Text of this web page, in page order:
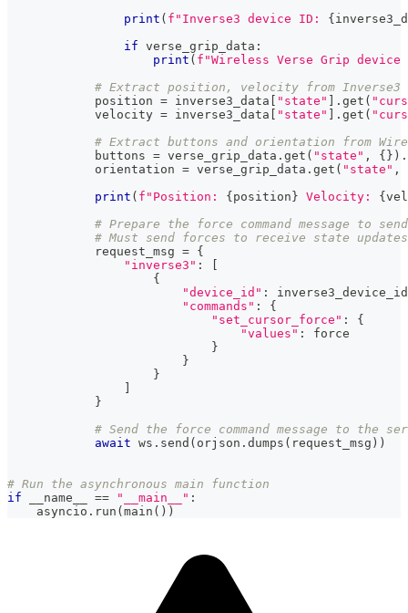
print ( f"Inverse3 device ID: {
if verse_grip_data :
print ( f"Wireless Verse Grip
# Extract position, velocity from Inverse3
            position
= inverse3_data "state" . get (
            velocity
= inverse3_data "state" . get (
# Extract buttons and orientation from
            buttons
= verse_grip_data . get ( "state" , { } ) .
            orientation
= verse_grip_data . get ( "state" ,
print ( f"Position: { position } Velocity: {
# Prepare the force command message to send
# Must send forces to receive state
            request_msg
= {
"inverse3" :
{
"device_id" :
inverse3_device_id
"commands" :
{
"set_cursor_force" :
{
"values" :
force
}
}
}
}
# Send the force command message to the
await ws . send ( orjson . dumps ( request_msg ) )
# Run the asynchronous main function
if __name__ == "__main__" :
    asyncio
. run ( main ( ) )